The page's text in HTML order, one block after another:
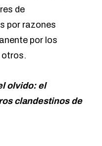
de
por razones
por los
otros.
olvido: el
clandestinos de